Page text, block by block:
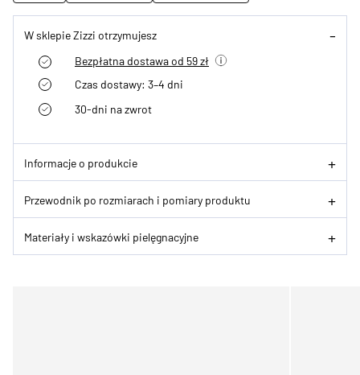
W sklepie Zizzi otrzymujesz
Bezpłatna dostawa od 59 zł
Czas dostawy: 3–4 dni
30-dni na zwrot
Informacje o produkcie
Przewodnik po rozmiarach i pomiary produktu
Materiały i wskazówki pielęgnacyjne